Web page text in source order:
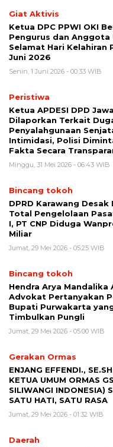
Giat Aktivis
Ketua DPC PPWI OKI
Pengurus dan Anggota
Selamat Hari Kelahiran
Juni 2026
Senin, 1 Juni 2026 - 00:33 WIB
Peristiwa
Ketua APDESI DPD
Dilaporkan Terkait
Penyalahgunaan
Intimidasi, Polisi
Fakta Secara
Minggu, 31 Mei 2026 - 06:43 WIB
Bincang tokoh
DPRD Karawang Desak
Total Pengelolaan
I, PT CNP Diduga
Miliar
Jumat, 29 Mei 2026 - 05:25 WIB
Bincang tokoh
Hendra Arya Mandalika
Advokat Pertanyakan
Bupati Purwakarta
Timbulkan Pungli
Jumat, 29 Mei 2026 - 05:00 WIB
Gerakan Ormas
ENJANG EFFENDI.,
KETUA UMUM ORMAS
SILIWANGI INDONESIA)
SATU HATI, SATU RASA
Jumat, 29 Mei 2026 - 01:32 WIB
Daerah